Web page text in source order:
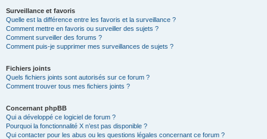
Surveillance et favoris
Quelle est la différence entre les favoris et la surveillance ?
Comment mettre en favoris ou surveiller des sujets ?
Comment surveiller des forums ?
Comment puis-je supprimer mes surveillances de sujets ?
Fichiers joints
Quels fichiers joints sont autorisés sur ce forum ?
Comment trouver tous mes fichiers joints ?
Concernant phpBB
Qui a développé ce logiciel de forum ?
Pourquoi la fonctionnalité X n’est pas disponible ?
Qui contacter pour les abus ou les questions légales concernant ce forum ?